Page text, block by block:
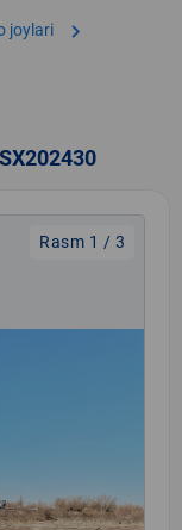
joylari chevron_right
Rasm 1 / 3